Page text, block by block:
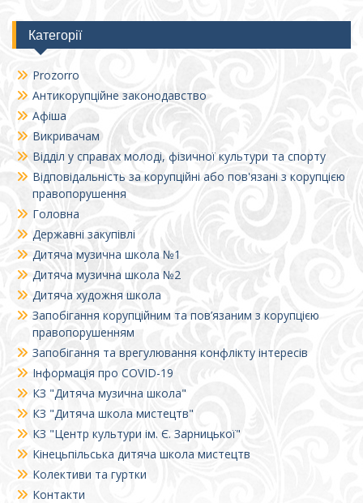
Категорії
Prozorro
Антикорупційне законодавство
Афіша
Викривачам
Відділ у справах молоді, фізичної культури та спорту
Відповідальність за корупційні або пов'язані з корупцією
правопорушення
Головна
Державні закупівлі
Дитяча музична школа №1
Дитяча музична школа №2
Дитяча художня школа
Запобігання корупційним та пов’язаним з корупцією
правопорушенням
Запобігання та врегулювання конфлікту інтересів
Інформація про COVID-19
КЗ "Дитяча музична школа"
КЗ "Дитяча школа мистецтв"
КЗ "Центр культури ім. Є. Зарницької"
Кінецьпільська дитяча школа мистецтв
Колективи та гуртки
Контакти